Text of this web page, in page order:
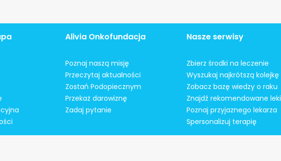
Alivia Onkofundacja
Poznaj naszą misję
Przeczytaj aktualności
Zostań Podopiecznym
Przekaż darowiznę
Zadaj pytanie
Nasze serwisy
Zbierz środki na leczenie
Wyszukaj najkrótszą kolejkę
Zobacz bazę wiedzy o raku
Znajdź rekomendowane leki
Poznaj przyjaznego lekarza
Spersonalizuj terapię